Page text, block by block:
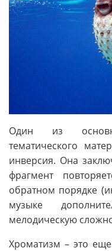
Один из
тематического
инверсия. Она
фрагмент
обратном порядке
музыке
мелодическую
Хроматизм – это